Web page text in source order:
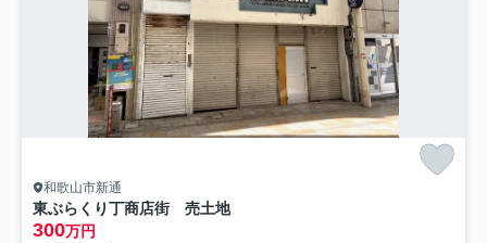
和歌山市新通
東ぶらくり丁商店街 売土地
300万円